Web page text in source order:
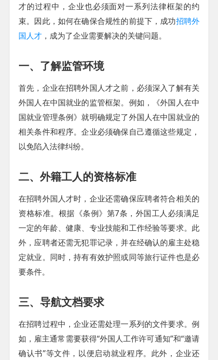
才的过程中，企业也必须面对一系列法律框架的约
束。因此，如何在确保合规性的前提下，成功招聘外
国人才 ，成为了企业需要解决的关键问题。
一、了解监管环境
首先，企业在招聘外国人才之前，必须深入了解有关
外国人在中国就业的监管框架。例如，《外国人在中
国就业管理条例》就明确规定了外国人在中国就业的
相关条件和程序。企业必须确保自己遵循这些规定，
以免陷入法律纠纷。
二、外籍工人的资格标准
在招聘外国人才时，企业还需确保应聘者符合相关的
资格标准。根据《条例》第7条，外国工人必须满足
一定的年龄、健康、专业技能和工作经验等要求。此
外，应聘者还需无犯罪记录，并在经确认的雇主处稳
定就业。同时，持有有效护照或同等旅行证件也是必
要条件。
三、导航文档要求
在招聘过程中，企业还需处理一系列的文件要求。例
如，雇主通常需要获得“外国人工作许可通知”和“邀请
确认书”等文件，以便启动就业程序。此外，企业还